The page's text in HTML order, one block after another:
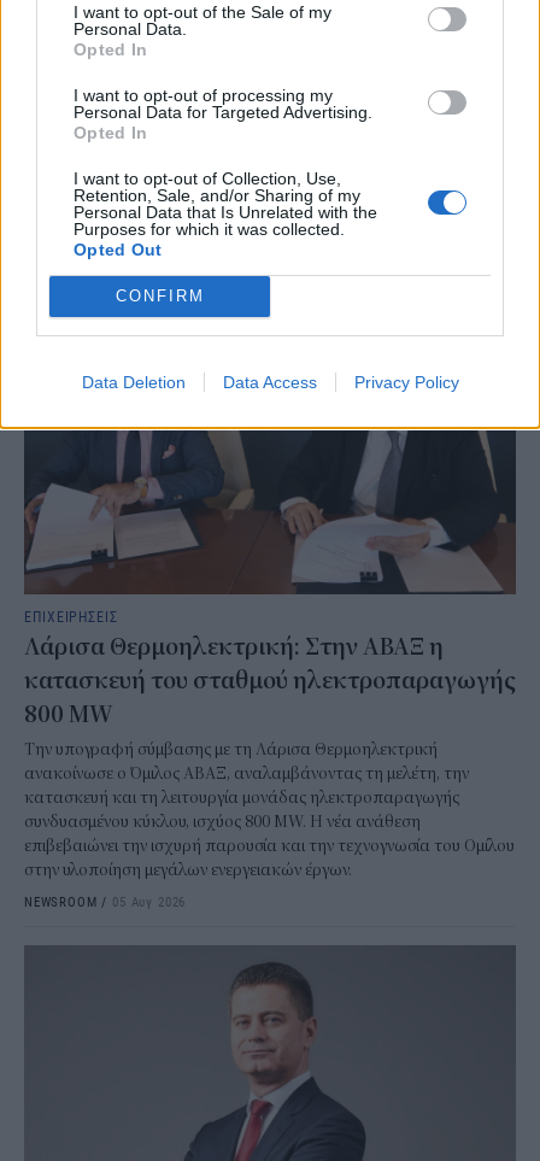
I want to opt-out of the Sale of my
Personal Data.
Opted In
I want to opt-out of processing my
Personal Data for Targeted Advertising.
Opted In
I want to opt-out of Collection, Use,
Retention, Sale, and/or Sharing of my
Personal Data that Is Unrelated with the
Purposes for which it was collected.
Opted Out
CONFIRM
Data Deletion Data Access Privacy Policy
ΕΠΙΧΕΙΡΗΣΕΙΣ
Τι είναι το «φαινόμενο του κραγιόν» στο
οποίο πόνταρε η L’Oréal
Έχετε νιώσει ποτέ την ανάγκη να αγοράσετε κάτι μόνο και μόνο για
να αισθανθείτε καλύτερα; Αν ναι, δεν είστε οι μόνοι. Το «φαινόμενο
του κραγιόν» περιγράφει ακριβώς αυτή την τάση των
καταναλωτών να στρέφονται σε μικρές και σχετικά προσιτές
αγορές, όπως τα καλλυντικά, σε περιόδους έντονης οικονομικής ή
ψυχολογικής πίεσης.
NEWSROOM/05 Αυγ 2026
ΕΠΙΧΕΙΡΗΣΕΙΣ
Λάρισα Θερμοηλεκτρική: Στην ΑΒΑΞ η
κατασκευή του σταθμού ηλεκτροπαραγωγής
800 MW
Την υπογραφή σύμβασης με τη Λάρισα Θερμοηλεκτρική
ανακοίνωσε ο Όμιλος ΑΒΑΞ, αναλαμβάνοντας τη μελέτη, την
κατασκευή και τη λειτουργία μονάδας ηλεκτροπαραγωγής
συνδυασμένου κύκλου, ισχύος 800 MW. Η νέα ανάθεση
επιβεβαιώνει την ισχυρή παρουσία και την τεχνογνωσία του Ομίλου
στην υλοποίηση μεγάλων ενεργειακών έργων.
NEWSROOM / 05 Αυγ 2026